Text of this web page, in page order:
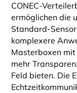
CONEC-
ermöglichen die
Standard-Sensoren über
komplexere
Masterboxen mit
mehr
Feld bieten. Die EtherCAT-Boxen bieten